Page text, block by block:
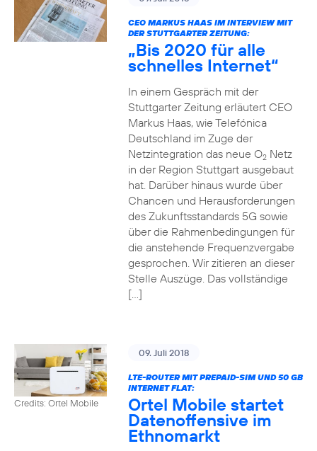
CEO MARKUS HAAS IM INTERVIEW MIT
DER STUTTGARTER ZEITUNG:
„Bis 2020 für alle
schnelles Internet“
In einem Gespräch mit der
Stuttgarter Zeitung erläutert CEO
Markus Haas, wie Telefónica
Deutschland im Zuge der
Netzintegration das neue O2Netz
in der Region Stuttgart ausgebaut
hat. Darüber hinaus wurde über
Chancen und Herausforderungen
des Zukunftsstandards 5G sowie
über die Rahmenbedingungen für
die anstehende Frequenzvergabe
gesprochen. Wir zitieren an dieser
Stelle Auszüge. Das vollständige
[…]
Credits: Ortel Mobile
09. Juli 2018
LTE-ROUTER MIT PREPAID-SIM UND 50 GB
INTERNET FLAT:
Ortel Mobile startet
Datenoffensive im
Ethnomarkt